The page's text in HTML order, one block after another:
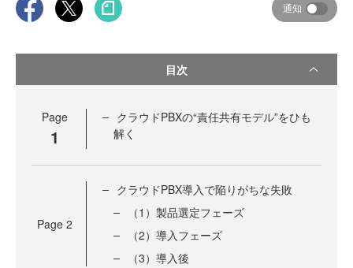
通知
目次
Page
1
クラウドPBXの“責任共有モデル”をひも
解く
Page 2
クラウドPBX導入で陥りがちな失敗
（1）製品選定フェーズ
（2）導入フェーズ
（3）導入後